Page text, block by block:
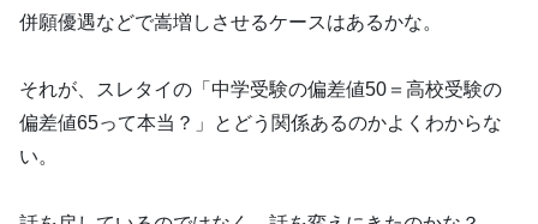
併願優遇などで嵩増しさせるケースはあるかな。
それが、スレタイの「中学受験の偏差値50＝高校受験の
偏差値65って本当？」とどう関係あるのかよくわからな
い。